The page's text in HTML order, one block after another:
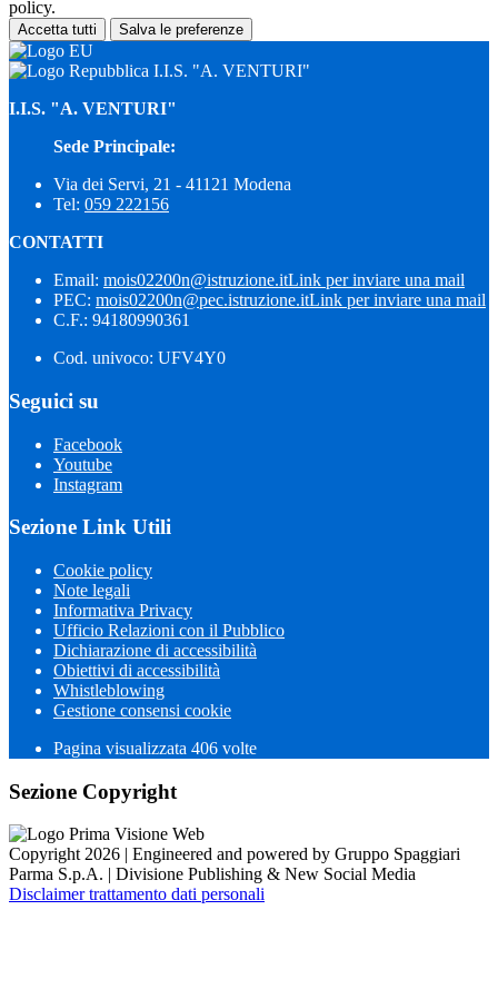
policy.
Accetta tutti Salva le preferenze
I.I.S. "A. VENTURI"
I.I.S. "A. VENTURI"
Sede Principale:
Via dei Servi, 21 - 41121 Modena
Tel: 059 222156
CONTATTI
Email: mois02200n@istruzione.itLink per inviare una mail
PEC: mois02200n@pec.istruzione.itLink per inviare una mail
C.F.: 94180990361
Cod. univoco: UFV4Y0
Seguici su
Facebook
Youtube
Instagram
Sezione Link Utili
Cookie policy
Note legali
Informativa Privacy
Ufficio Relazioni con il Pubblico
Dichiarazione di accessibilità
Obiettivi di accessibilità
Whistleblowing
Gestione consensi cookie
Pagina visualizzata 406 volte
Sezione Copyright
Copyright 2026 | Engineered and powered by Gruppo Spaggiari
Parma S.p.A. | Divisione Publishing & New Social Media
Disclaimer trattamento dati personali